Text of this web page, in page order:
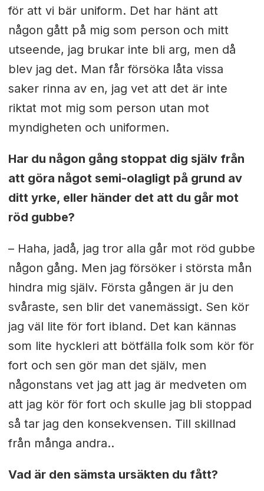
för att vi bär uniform. Det har hänt att
någon gått på mig som person och mitt
utseende, jag brukar inte bli arg, men då
blev jag det. Man får försöka låta vissa
saker rinna av en, jag vet att det är inte
riktat mot mig som person utan mot
myndigheten och uniformen.
Har du någon gång stoppat dig själv från
att göra något semi-olagligt på grund av
ditt yrke, eller händer det att du går mot
röd gubbe?
– Haha, jadå, jag tror alla går mot röd gubbe
någon gång. Men jag försöker i största mån
hindra mig själv. Första gången är ju den
svåraste, sen blir det vanemässigt. Sen kör
jag väl lite för fort ibland. Det kan kännas
som lite hyckleri att bötfälla folk som kör för
fort och sen gör man det själv, men
någonstans vet jag att jag är medveten om
att jag kör för fort och skulle jag bli stoppad
så tar jag den konsekvensen. Till skillnad
från många andra..
Vad är den sämsta ursäkten du fått?